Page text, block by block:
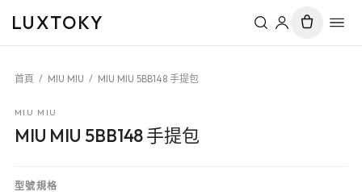
LUXTOKY
首頁 / MIU MIU / MIU MIU 5BB148 手提包
MIU MIU
MIU MIU 5BB148 手提包
型號規格